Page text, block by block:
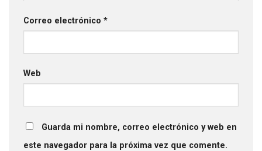
Correo electrónico *
Web
Guarda mi nombre, correo electrónico y web en
este navegador para la próxima vez que comente.